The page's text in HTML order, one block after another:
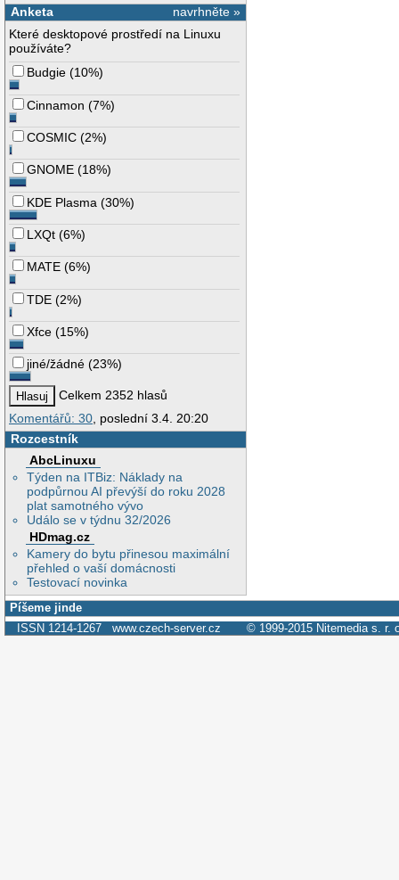
navrhněte »
Anketa
Které desktopové prostředí na Linuxu
používáte?
Budgie (10%)
Cinnamon (7%)
COSMIC (2%)
GNOME (18%)
KDE Plasma (30%)
LXQt (6%)
MATE (6%)
TDE (2%)
Xfce (15%)
jiné/žádné (23%)
Celkem 2352 hlasů
Komentářů: 30 , poslední 3.4. 20:20
Rozcestník
AbcLinuxu
Týden na ITBiz: Náklady na
podpůrnou AI převýší do roku 2028
plat samotného vývo
Událo se v týdnu 32/2026
HDmag.cz
Kamery do bytu přinesou maximální
přehled o vaší domácnosti
Testovací novinka
Píšeme jinde
ISSN 1214-1267 www.czech-server.cz © 1999-2015 Nitemedia s. r.